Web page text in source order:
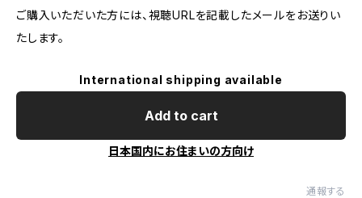
ご購入いただいた方には、視聴URLを記載したメールをお送りい
たします。
International shipping available
Add to cart
日本国内にお住まいの方向け
通報する